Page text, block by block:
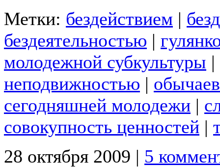
Метки: бездействием |
бездеятельностью |
молодежной субкультуры |
неподвижностью | обычаев
сегодняшней молодежи |
совокупность ценностей |
28 октября 2009 | 5